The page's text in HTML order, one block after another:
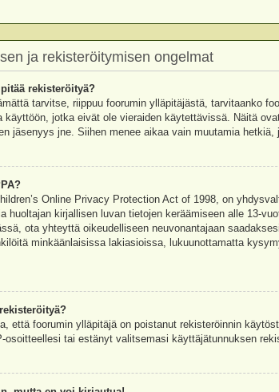
ja rekisteröitymisen ongelmat
rekisteröityä?
tarvitse, riippuu foorumin ylläpitäjästä, tarvitaanko
käyttöön, jotka eivät ole vieraiden käytettävissä. Näitä
jäsenyys jne. Siihen menee aikaa vain muutamia
Online Privacy Protection Act of 1998, on
huoltajan kirjallisen luvan tietojen keräämiseen alle 13-
ota yhteyttä oikeudelliseen neuvonantajaan
minkäänlaisissa lakiasioissa, lukuunottamatta
että foorumin ylläpitäjä on poistanut rekisteröinnin
osoitteellesi tai estänyt valitsemasi käyttäjätunnuksen